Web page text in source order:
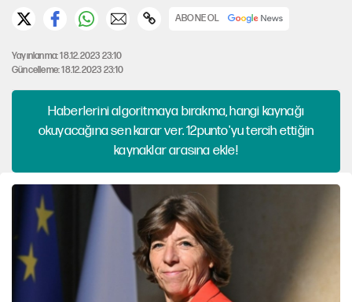
ABONE OL
Yayınlanma: 18.12.2023 23:10
Güncelleme: 18.12.2023 23:10
Haberlerini algoritmaya bırakma, hangi kaynağı
okuyacağına sen karar ver. 12punto'yu tercih ettiğin
kaynaklar arasına ekle!